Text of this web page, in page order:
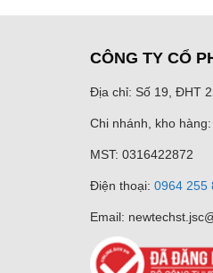
CÔNG TY CỔ
Địa chỉ: Số 19, ĐHT
Chi nhánh, kho
MST: 0316422872
Điện thoại: 0964 255
Email: